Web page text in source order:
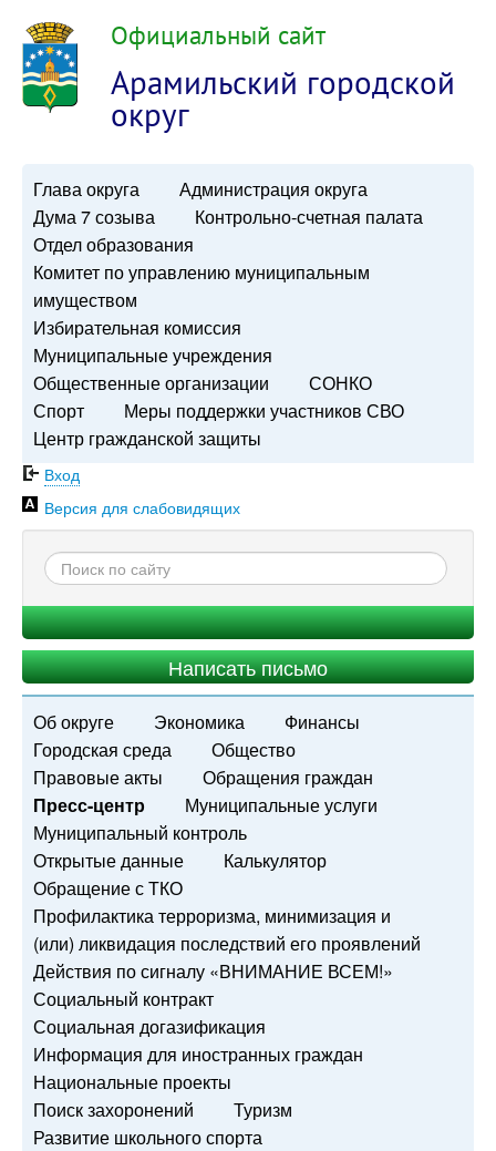
Официальный сайт
Арамильский городской
округ
Глава округа
Администрация округа
Дума 7 созыва
Контрольно-счетная палата
Отдел образования
Комитет по управлению муниципальным
имуществом
Избирательная комиссия
Муниципальные учреждения
Общественные организации
СОНКО
Спорт
Меры поддержки участников СВО
Центр гражданской защиты
Вход
Версия для слабовидящих
Написать письмо
Об округе Экономика
Финансы
Городская среда
Общество
Правовые акты
Обращения граждан
Пресс-центр
Муниципальные услуги
Муниципальный контроль
Открытые данные
Калькулятор
Обращение с ТКО
Профилактика терроризма, минимизация и
(или) ликвидация последствий его проявлений
Действия по сигналу «ВНИМАНИЕ ВСЕМ!»
Социальный контракт
Социальная догазификация
Информация для иностранных граждан
Национальные проекты
Поиск захоронений
Туризм
Развитие школьного спорта